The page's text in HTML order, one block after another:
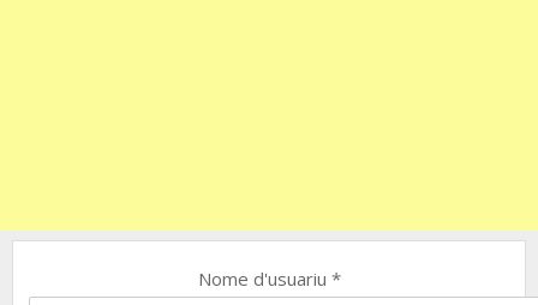
Nome d'usuariu *